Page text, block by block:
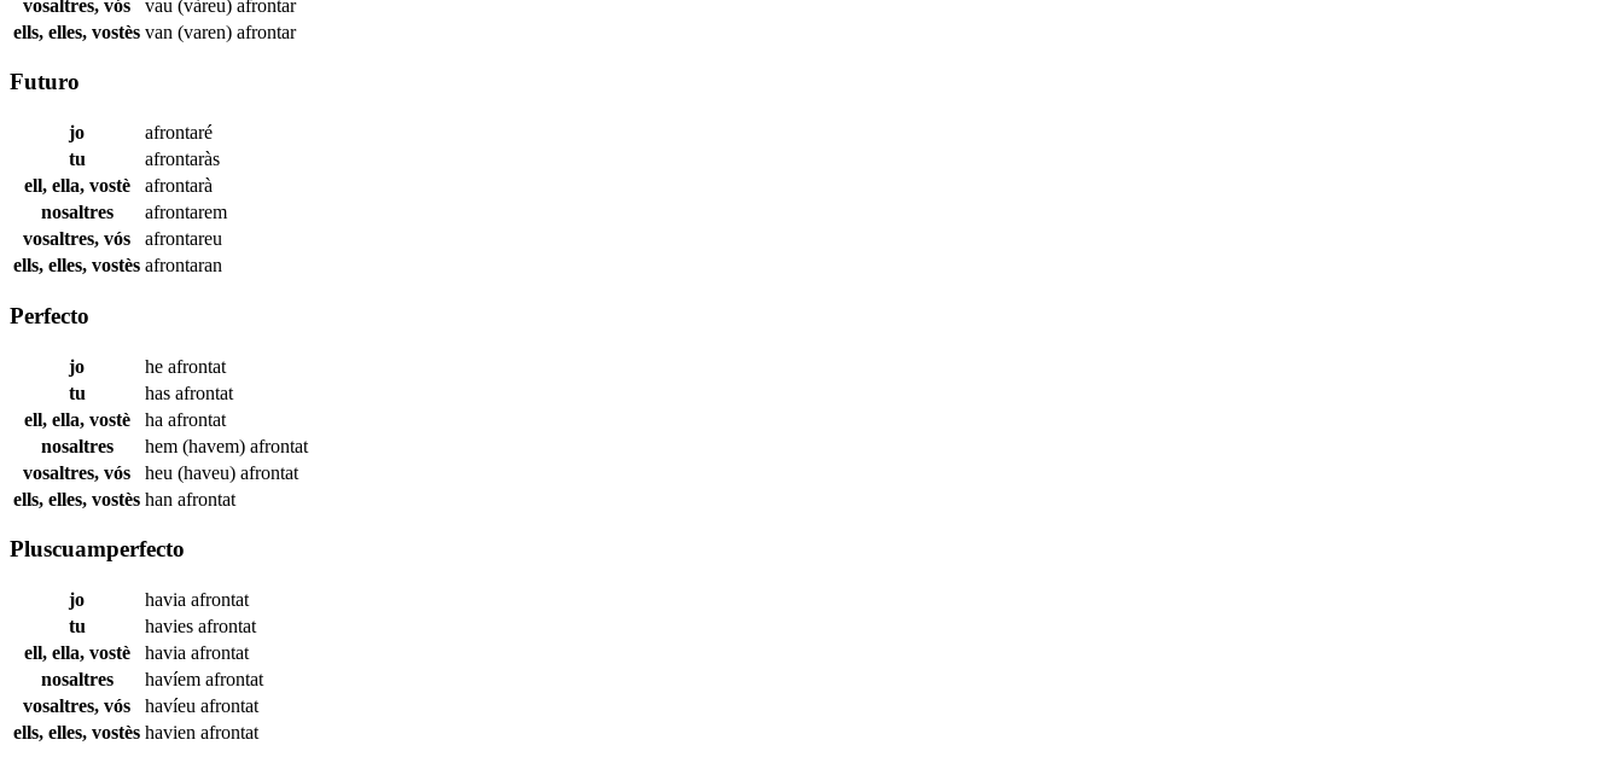
vosaltres, vós
vau (vàreu) afrontar
ells, elles, vostès van (varen) afrontar
Futuro
jo
afrontaré
tu
afrontaràs
ell, ella, vostè
afrontarà
nosaltres
afrontarem
vosaltres, vós
afrontareu
ells, elles, vostès afrontaran
Perfecto
jo he afrontat
tu
has afrontat
ell, ella, vostè
ha afrontat
nosaltres
hem (havem) afrontat
vosaltres, vós
heu (haveu) afrontat
ells, elles, vostès han afrontat
Pluscuamperfecto
jo havia afrontat
tu
havies afrontat
ell, ella, vostè
havia afrontat
nosaltres
havíem afrontat
vosaltres, vós
havíeu afrontat
ells, elles, vostès havien afrontat